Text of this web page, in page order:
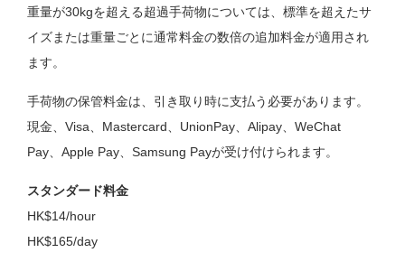
重量が30kgを超える超過手荷物については、標準を超えたサ
イズまたは重量ごとに通常料金の数倍の追加料金が適用され
ます。
手荷物の保管料金は、引き取り時に支払う必要があります。
現金、Visa、Mastercard、UnionPay、Alipay、WeChat
Pay、Apple Pay、Samsung Payが受け付けられます。
スタンダード料金
HK$14/hour
HK$165/day